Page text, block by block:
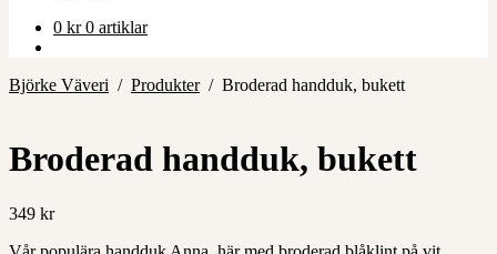
0 kr 0 artiklar
Björke Väveri / Produkter/ Broderad handduk, bukett
Broderad handduk, bukett
349 kr